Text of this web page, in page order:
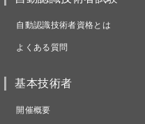
自動認識技術者資格とは
よくある質問
基本技術者
開催概要